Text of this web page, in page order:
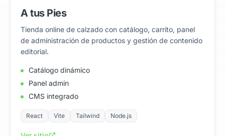
A tus Pies
Tienda online de calzado con catálogo, carrito, panel
de administración de productos y gestión de contenido
editorial.
Catálogo dinámico
Panel admin
CMS integrado
React Vite Tailwind Node.js